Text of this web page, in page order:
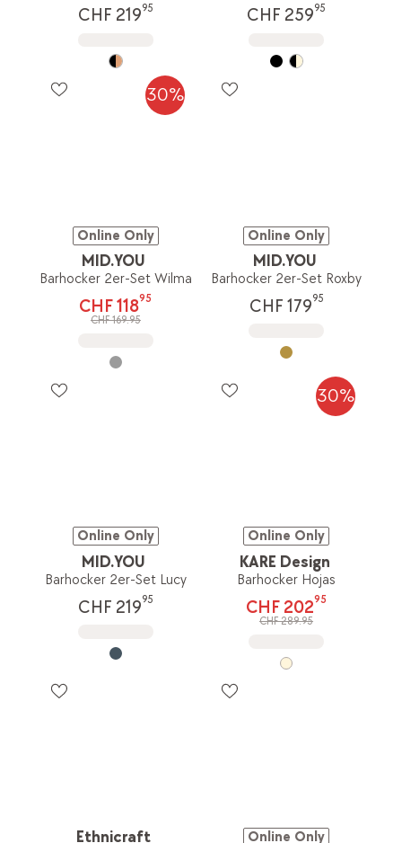
CHF 21995 CHF 25995
30%
Online Only
MID.YOU
Barhocker 2er-Set Wilma
CHF 11895
CHF 169.95
Online Only
MID.YOU
Barhocker 2er-Set Roxby
CHF 17995
Online Only
MID.YOU
Barhocker 2er-Set Lucy
CHF 21995
30%
Online Only
KARE Design
Barhocker Hojas
CHF 20295
CHF 289.95
Ethnicraft Online Only